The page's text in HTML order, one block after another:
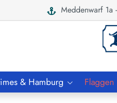
Meddenwarf 1a
& Hamburg Flaggen